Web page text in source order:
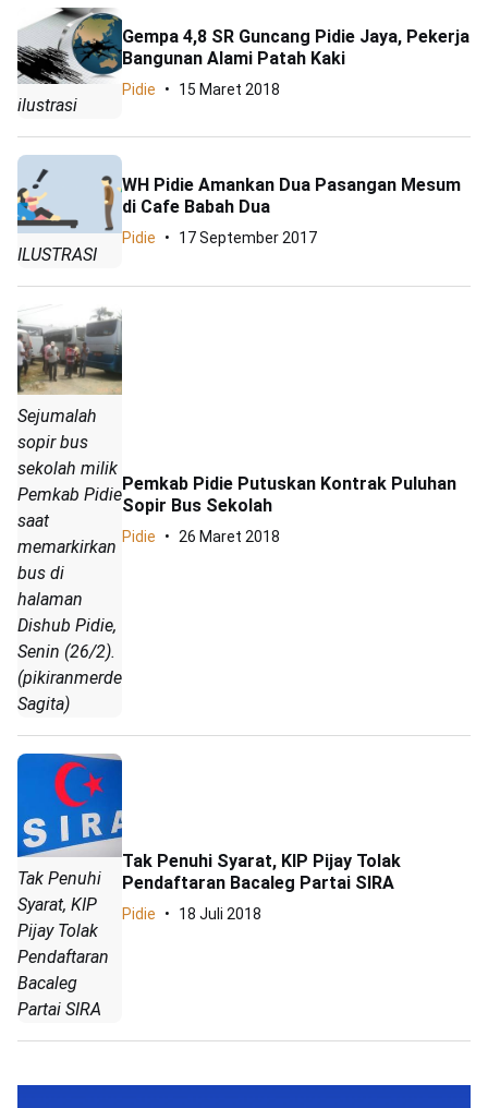
ilustrasi
Gempa 4,8 SR Guncang Pidie Jaya, Pekerja
Bangunan Alami Patah Kaki
Pidie 15 Maret 2018
ILUSTRASI
WH Pidie Amankan Dua Pasangan Mesum
di Cafe Babah Dua
Pidie 17 September 2017
Sejumalah
sopir bus
sekolah milik
Pemkab Pidie
saat
memarkirkan
bus di
halaman
Dishub Pidie,
Senin (26/2).
(pikiranmerdeka.co/Amir
Sagita)
Pemkab Pidie Putuskan Kontrak Puluhan
Sopir Bus Sekolah
Pidie 26 Maret 2018
Tak Penuhi
Syarat, KIP
Pijay Tolak
Pendaftaran
Bacaleg
Partai SIRA
Tak Penuhi Syarat, KIP Pijay Tolak
Pendaftaran Bacaleg Partai SIRA
Pidie 18 Juli 2018